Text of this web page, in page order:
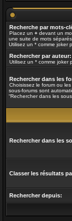
Recherche par mots-
Placez un + devant un
une suite de mots
Utilisez un * comme joker
Rechercher par auteur:
Utilisez un * comme joker
Rechercher dans les
Choisissez le forum ou
sous-forums sont
“Rechercher dans les
Rechercher dans les
Classer les résultats
Rechercher depuis: